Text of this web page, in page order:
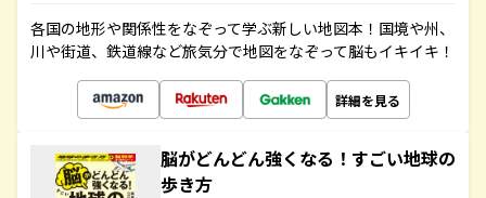
各国の地形や関係性をなぞって学ぶ新しい地図本！国境や州、
川や街道、鉄道線など旅気分で地図をなぞって脳もイキイキ！
詳細を見る
脳がどんどん強くなる！すごい地球の
歩き方